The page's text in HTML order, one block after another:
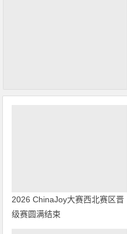
2026 ChinaJoy大赛西北赛区晋
级赛圆满结束